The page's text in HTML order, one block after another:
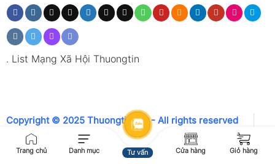
. List Mạng Xã Hội Thuongtin
Copyright © 2025 Thuongtin.net - All rights reserved
Trang chủ Danh mục Tư vấn Cửa hàng Giỏ hàng